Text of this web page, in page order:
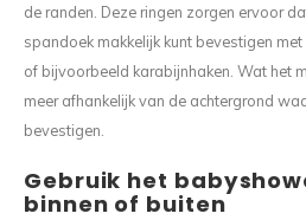
de randen. Deze ringen zorgen ervoor
spandoek makkelijk kunt bevestigen
of bijvoorbeeld karabijnhaken. Wat het
meer afhankelijk van de achtergrond
bevestigen.
Gebruik het
binnen of buiten